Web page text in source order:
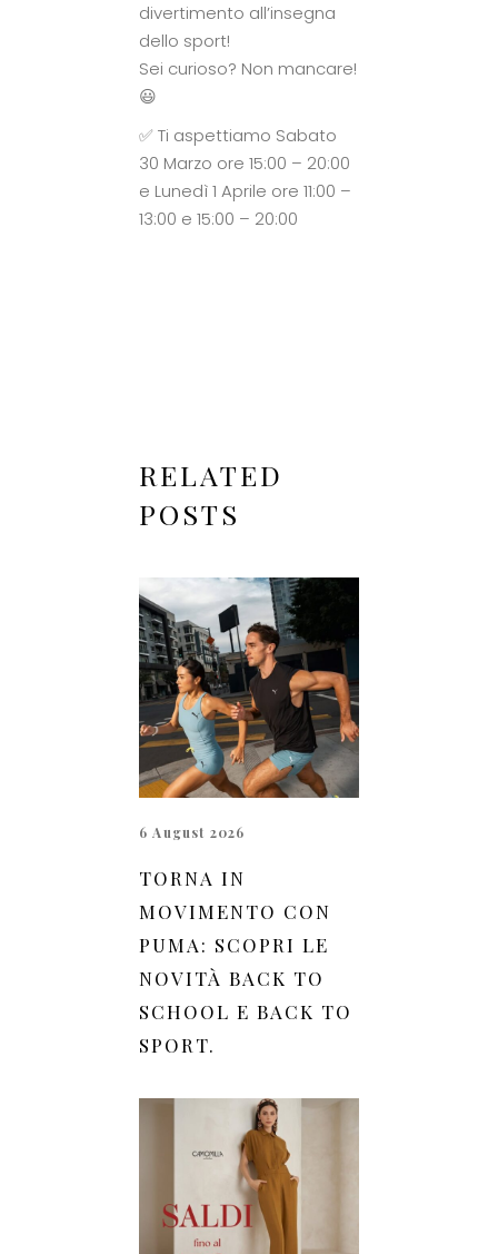
divertimento all’insegna
dello sport!
Sei curioso? Non mancare!
😃
✅ Ti aspettiamo Sabato
30 Marzo ore 15:00 – 20:00
e Lunedì 1 Aprile ore 11:00 –
13:00 e 15:00 – 20:00
RELATED
POSTS
6 August 2026
TORNA IN
MOVIMENTO CON
PUMA: SCOPRI LE
NOVITÀ BACK TO
SCHOOL E BACK TO
SPORT.